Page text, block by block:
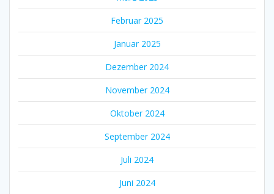
Februar 2025
Januar 2025
Dezember 2024
November 2024
Oktober 2024
September 2024
Juli 2024
Juni 2024